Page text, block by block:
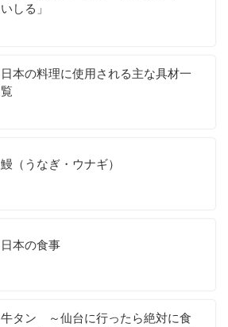
いしる」
日本の料理に使用される主な具材一
覧
鰻（うなぎ・ウナギ）
日本の食事
牛タン ～仙台に行ったら絶対に食